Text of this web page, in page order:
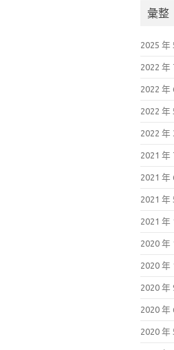
彙整
2025 年
2022 年
2022 年
2022 年
2022 年
2021 年
2021 年
2021 年
2021 年
2020 年
2020 年
2020 年
2020 年
2020 年